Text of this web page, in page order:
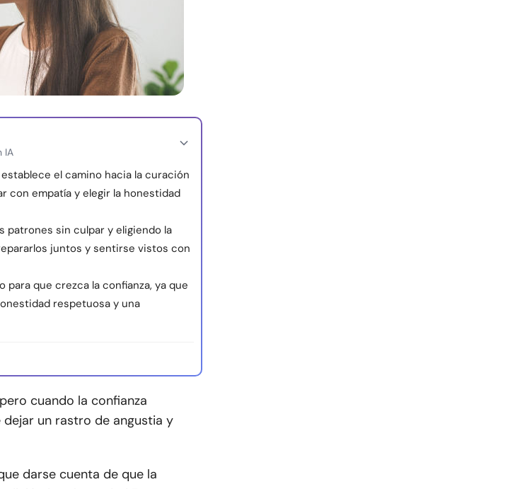
IA
establece el camino hacia la curación
con empatía y elegir la honestidad
patrones sin culpar y eligiendo la
juntos y sentirse vistos con
para que crezca la confianza, ya que
respetuosa y una
cuando la confianza
un rastro de angustia y
darse cuenta de que la